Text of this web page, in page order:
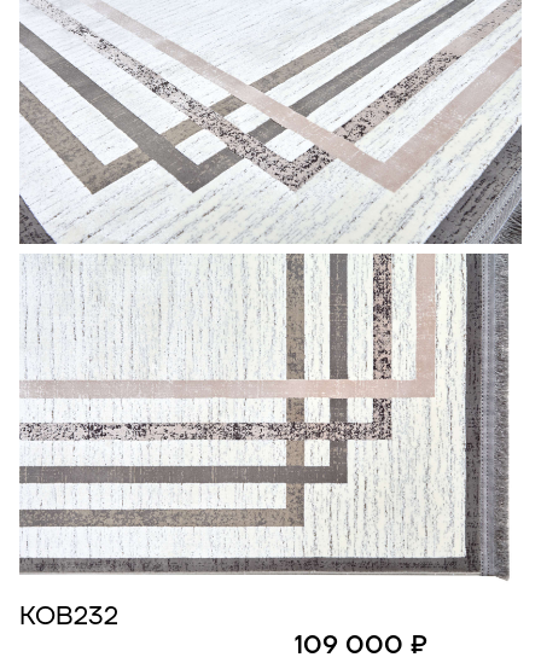
КОВ232
109 000 ₽